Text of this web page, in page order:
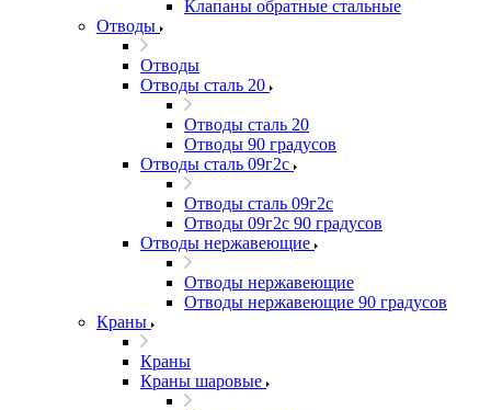
Клапаны обратные стальные
Отводы
Отводы
Отводы сталь 20
Отводы сталь 20
Отводы 90 градусов
Отводы сталь 09г2с
Отводы сталь 09г2с
Отводы 09г2с 90 градусов
Отводы нержавеющие
Отводы нержавеющие
Отводы нержавеющие 90 градусов
Краны
Краны
Краны шаровые